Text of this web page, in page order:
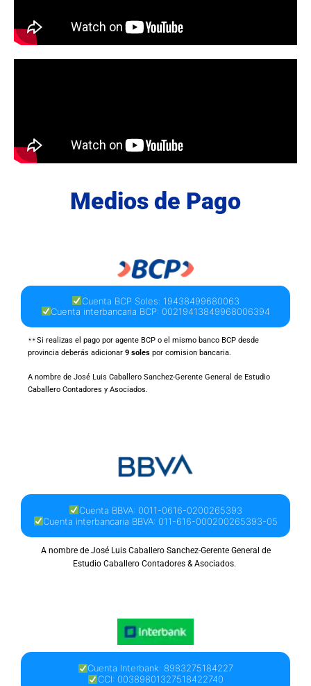
Medios de Pago
Cuenta BCP Soles: 19438499680063
Cuenta interbancaria BCP: 00219413849968006394
Si realizas el pago por agente BCP o el mismo banco BCP desde
provincia deberás adicionar 9 soles por comision bancaria.
A nombre de José Luis Caballero Sanchez-Gerente General de Estudio
Caballero Contadores y Asociados.
Cuenta BBVA: 0011-0616-0200265393
Cuenta interbancaria BBVA: 011-616-000200265393-05
A nombre de José Luis Caballero Sanchez-Gerente General de
Estudio Caballero Contadores & Asociados.
Cuenta Interbank: 8983275184227
CCI: 00389801327518422740